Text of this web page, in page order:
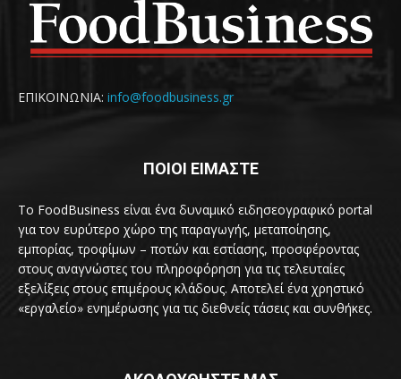
ΕΠΙΚΟΙΝΩΝΙΑ: info@foodbusiness.gr
ΠΟΙΟΙ ΕΙΜΑΣΤΕ
Το FoodBusiness είναι ένα δυναμικό ειδησεογραφικό portal
για τον ευρύτερο χώρο της παραγωγής, μεταποίησης,
εμπορίας, τροφίμων – ποτών και εστίασης, προσφέροντας
στους αναγνώστες του πληροφόρηση για τις τελευταίες
εξελίξεις στους επιμέρους κλάδους. Αποτελεί ένα χρηστικό
«εργαλείο» ενημέρωσης για τις διεθνείς τάσεις και συνθήκες.